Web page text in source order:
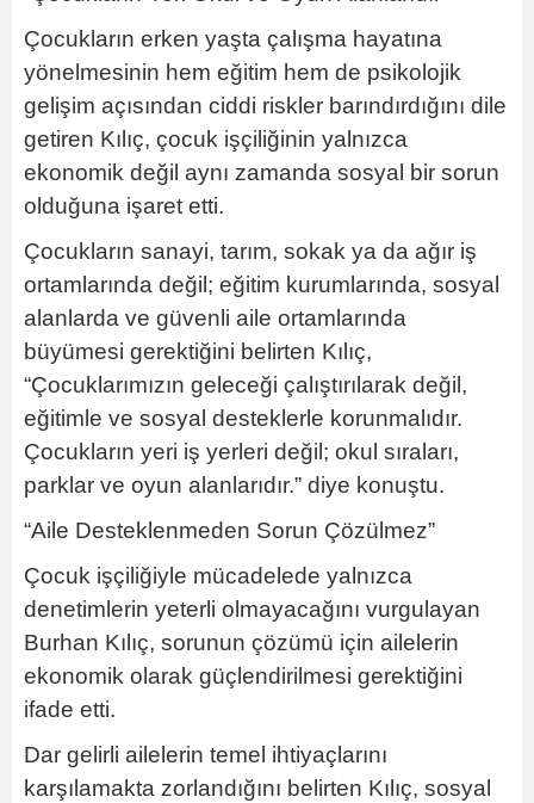
Çocukların erken yaşta çalışma hayatına
yönelmesinin hem eğitim hem de psikolojik
gelişim açısından ciddi riskler barındırdığını dile
getiren Kılıç, çocuk işçiliğinin yalnızca
ekonomik değil aynı zamanda sosyal bir sorun
olduğuna işaret etti.
Çocukların sanayi, tarım, sokak ya da ağır iş
ortamlarında değil; eğitim kurumlarında, sosyal
alanlarda ve güvenli aile ortamlarında
büyümesi gerektiğini belirten Kılıç,
“Çocuklarımızın geleceği çalıştırılarak değil,
eğitimle ve sosyal desteklerle korunmalıdır.
Çocukların yeri iş yerleri değil; okul sıraları,
parklar ve oyun alanlarıdır.” diye konuştu.
“Aile Desteklenmeden Sorun Çözülmez”
Çocuk işçiliğiyle mücadelede yalnızca
denetimlerin yeterli olmayacağını vurgulayan
Burhan Kılıç, sorunun çözümü için ailelerin
ekonomik olarak güçlendirilmesi gerektiğini
ifade etti.
Dar gelirli ailelerin temel ihtiyaçlarını
karşılamakta zorlandığını belirten Kılıç, sosyal